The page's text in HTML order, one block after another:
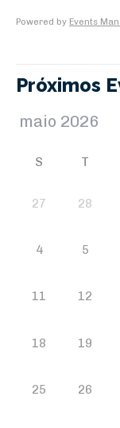
Powered by Events
Próximos
S T
27 28
4 5
11 12
18 19
25 26